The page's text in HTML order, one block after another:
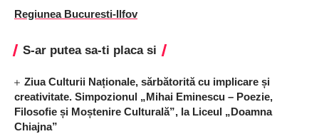
Regiunea Bucuresti-Ilfov
S-ar putea sa-ti placa si
Ziua Culturii Naționale, sărbătorită cu implicare și
creativitate. Simpozionul „Mihai Eminescu – Poezie,
Filosofie și Moștenire Culturală”, la Liceul „Doamna
Chiajna”